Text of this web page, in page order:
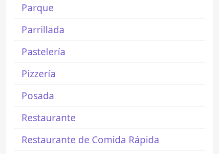
Parque
Parrillada
Pastelería
Pizzería
Posada
Restaurante
Restaurante de Comida Rápida